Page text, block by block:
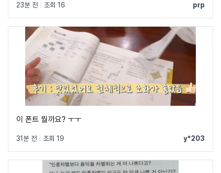
23분 전 조회 16 prp
이 폰트 뭘까요? ㅜㅜ
31분 전 조회 19 y*203